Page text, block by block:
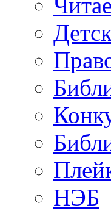
НЭБ